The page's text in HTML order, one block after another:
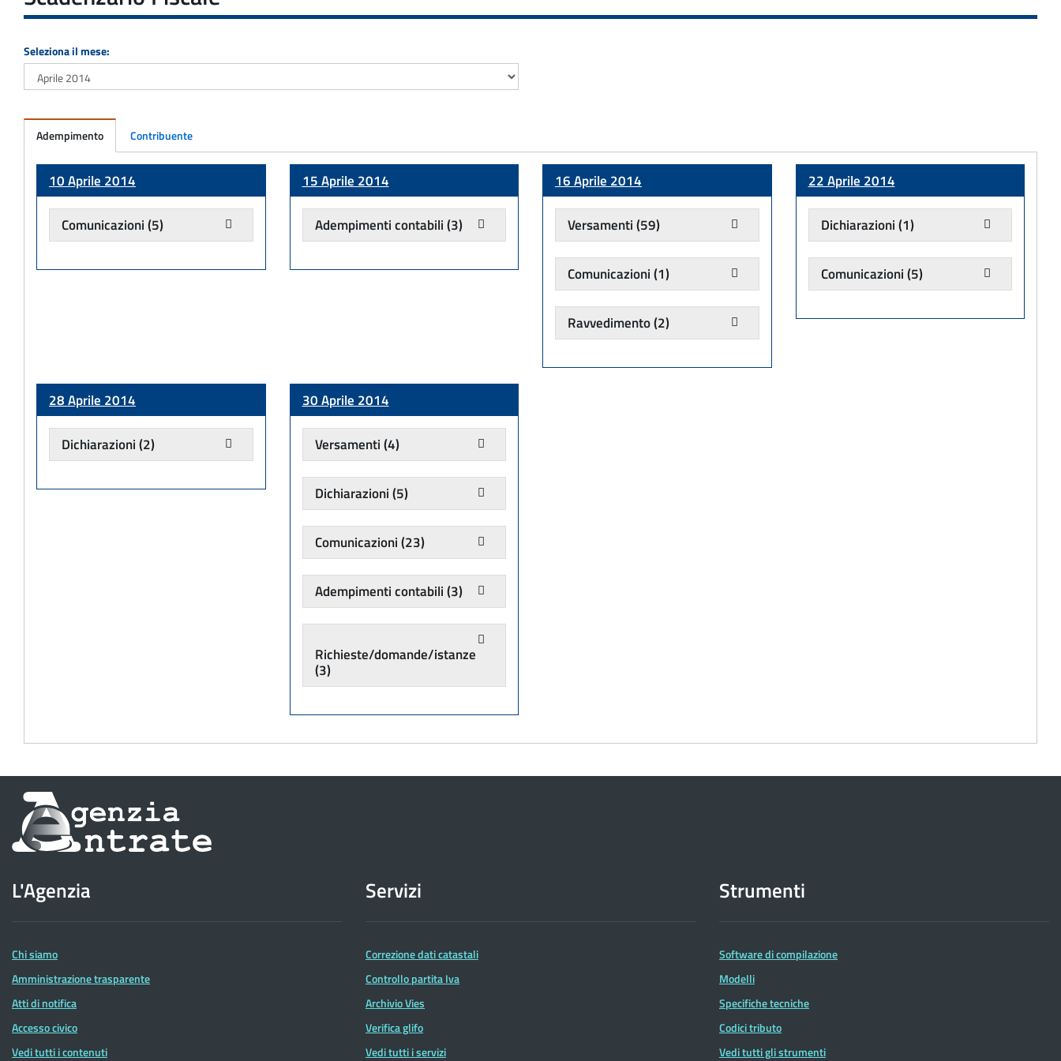
Seleziona il mese:
Adempimento Contribuente
10 Aprile 2014
Comunicazioni(5)
15 Aprile 2014
Adempimenti contabili(3)
16 Aprile 2014
Versamenti(59)
Comunicazioni(1)
Ravvedimento(2)
22 Aprile 2014
Dichiarazioni(1)
Comunicazioni(5)
28 Aprile 2014
Dichiarazioni(2)
30 Aprile 2014
Versamenti(4)
Dichiarazioni(5)
Comunicazioni(23)
Adempimenti contabili(3)
Richieste/domande/istanze
(3)
Informazioni
sul
dell'Agenzia
delle
Entrate
L'Agenzia
Chi siamo
Amministrazione trasparente
Atti di notifica
Accesso civico
Vedi tutti i contenuti
Servizi
Correzione dati catastali
Controllo partita Iva
Archivio Vies
Verifica glifo
Vedi tutti i servizi
Strumenti
Software di compilazione
Modelli
Specifiche tecniche
Codici tributo
Vedi tutti gli strumenti